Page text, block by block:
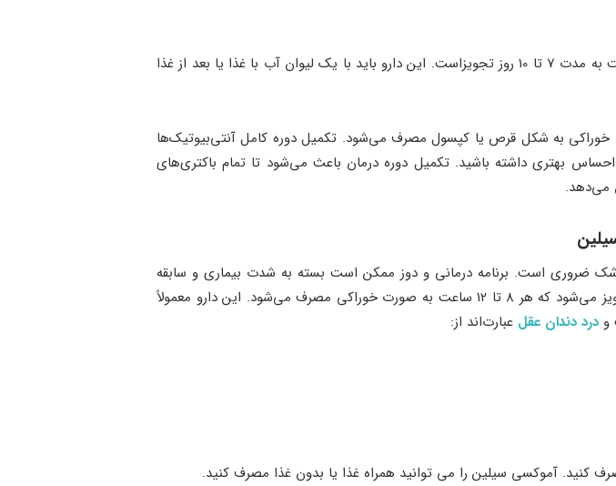
طریقه مصرف مترونیدازول برای دندان معمولاً 500 میلی‌گرم مترونیدازول هر 8 ساعت به مدت 7 تا 10 روز تجویزاست. این دارو باید با یک لیوان آب با غذا یا بعد از غذا
به شکل قرص یا کپسول مصرف می‌شود. تکمیل دوره کامل آنتی‌بیوتیک‌ها
بهتری داشته باشید. تکمیل دوره درمان باعث می‌شود تا تمام باکتری‌های
می‌دهد.
ضروری است. برنامه درمانی و دوز ممکن است بسته به شدت بیماری و سابقه
پزشکی شما تغییر کند. معمولاً 500 تا 875 میلی‌گرم آموکسی سیلین برای شما تجویز می‌شود که هر 8 تا 12 ساعت به صورت خوراکی مصرف می‌شود. این دارو معمولاً
و درد دندان عقل عبارت‌اند از:
کنید. آموکسی سیلین را می توانید همراه غذا یا بدون غذا مصرف کنید.